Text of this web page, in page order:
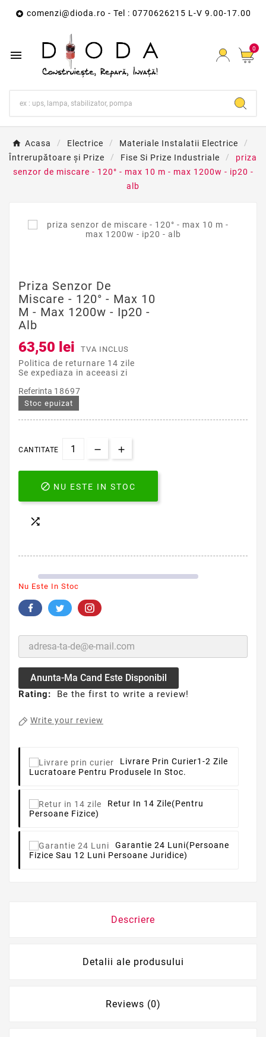
 comenzi@dioda.ro - Tel : 0770626215 L-V 9.00-17.00
 0
Acasa Electrice
Materiale Instalatii Electrice
Întrerupătoare și Prize
Fise Si Prize Industriale
priza
senzor de miscare - 120° - max 10 m - max 1200w - ip20 -
alb
Priza Senzor De
Miscare - 120° - Max 10
M - Max 1200w - Ip20 -
Alb
63,50 lei TVA INCLUS
Politica de returnare 14 zile
Se expediaza in aceeasi zi
Referinta 18697
Stoc epuizat
CANTITATE
 NU ESTE IN STOC

Nu Este In Stoc
Anunta-Ma Cand Este Disponibil
Rating: Be the first to write a review!
Write your review
Livrare Prin Curier1-2 Zile
Lucratoare Pentru Produsele In Stoc.
Retur In 14 Zile(pentru
Persoane Fizice)
Garantie 24 Luni(persoane
Fizice Sau 12 Luni Persoane Juridice)
Descriere
Detalii ale produsului
Reviews (0)